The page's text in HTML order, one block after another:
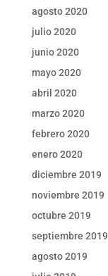
agosto 2020
julio 2020
junio 2020
mayo 2020
abril 2020
marzo 2020
febrero 2020
enero 2020
diciembre 2019
noviembre 2019
octubre 2019
septiembre 2019
agosto 2019